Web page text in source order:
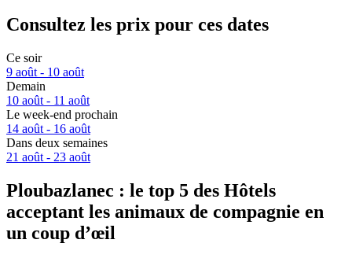
Consultez les prix pour ces dates
Ce soir
9 août - 10 août
Demain
10 août - 11 août
Le week-end prochain
14 août - 16 août
Dans deux semaines
21 août - 23 août
Ploubazlanec : le top 5 des Hôtels
acceptant les animaux de compagnie en
un coup d’œil